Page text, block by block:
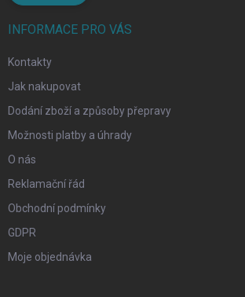
INFORMACE PRO VÁS
Kontakty
Jak nakupovat
Dodání zboží a způsoby přepravy
Možnosti platby a úhrady
O nás
Reklamační řád
Obchodní podmínky
GDPR
Moje objednávka